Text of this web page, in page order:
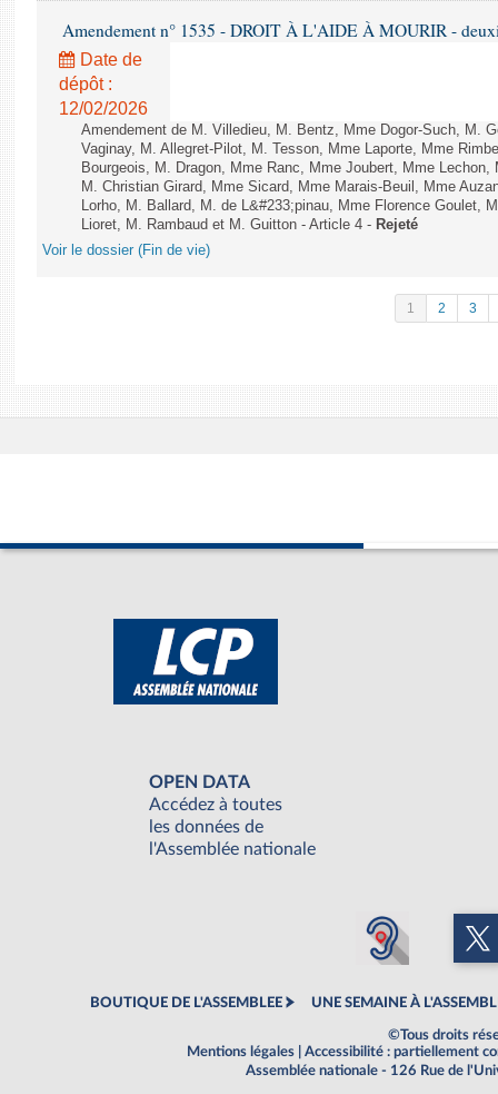
Amendement n° 1535 - DROIT À L'AIDE À MOURIR -
Date de
dépôt :
12/02/2026
Amendement de M. Villedieu, M. Bentz, Mme Dogor-Such, M.
Vaginay, M. Allegret-Pilot, M. Tesson, Mme Laporte, Mme
Bourgeois, M. Dragon, Mme Ranc, Mme Joubert, Mme
M. Christian Girard, Mme Sicard, Mme Marais-Beuil, Mme
Lorho, M. Ballard, M. de L&#233;pinau, Mme Florence Goulet,
Lioret, M. Rambaud et M. Guitton - Article 4 - Rejeté
Voir le dossier (Fin de vie)
1 2 3
OPEN DATA
Accédez à toutes
les données de
l'Assemblée nationale
BOUTIQUE DE L'ASSEMBLEE UNE SEMAINE À
©Tous droits
Mentions légales
Accessibilité : partiellement
Assemblée nationale - 126 Rue de